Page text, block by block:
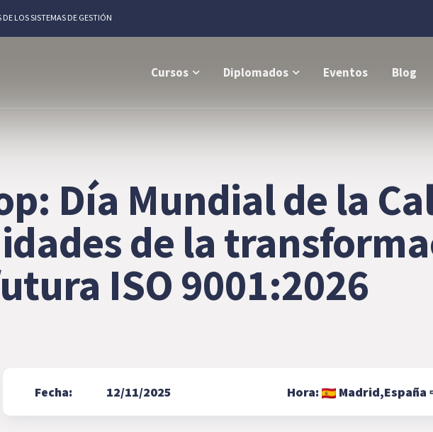
LOS SISTEMAS DE GESTIÓN
Cursos Diplomados Eventos Blog
Día Mundial de la
de la
ISO 9001:2026
Fecha: 12/11/2025 Hora: Madrid,España